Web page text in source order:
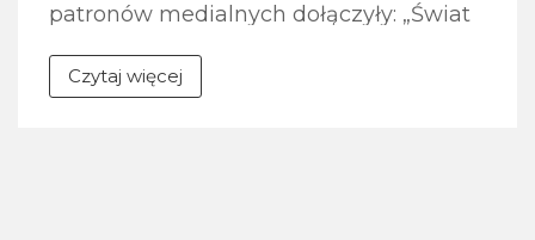
patronów medialnych dołączyły: „Świat
Termomodernizacja.pl. „Monter Stolarki”
Czytaj więcej